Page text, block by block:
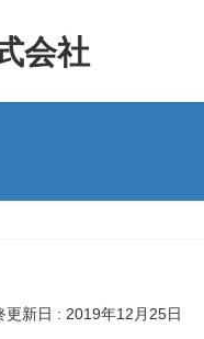
会社
更新日 : 2019年12月25日